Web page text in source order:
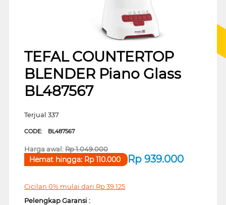
TEFAL COUNTERTOP
BLENDER Piano Glass
BL487567
Terjual 337
CODE: BL487567
Harga awal:Rp1.049.000
Rp 939.000
Hemat hingga: Rp110.000
Cicilan 0% mulai dari Rp39.125
Pelengkap Garansi :